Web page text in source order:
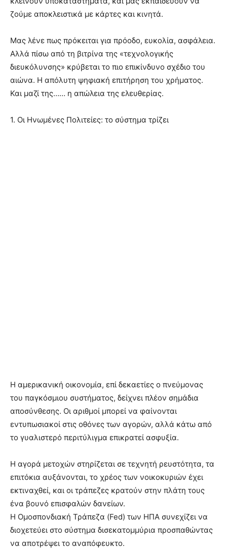
ζούμε αποκλειστικά με κάρτες και κινητά.
Μας λένε πως πρόκειται για πρόοδο, ευκολία, ασφάλεια.
Αλλά πίσω από τη βιτρίνα της «τεχνολογικής
διευκόλυνσης» κρύβεται το πιο επικίνδυνο σχέδιο του
αιώνα. Η απόλυτη ψηφιακή επιτήρηση του χρήματος.
Και μαζί της…… η απώλεια της ελευθερίας.
1. Οι Ηνωμένες Πολιτείες: το σύστημα τρίζει
Η αμερικανική οικονομία, επί δεκαετίες ο πνεύμονας
του παγκόσμιου συστήματος, δείχνει πλέον σημάδια
αποσύνθεσης. Οι αριθμοί μπορεί να φαίνονται
εντυπωσιακοί στις οθόνες των αγορών, αλλά κάτω από
το γυαλιστερό περιτύλιγμα επικρατεί ασφυξία.
Η αγορά μετοχών στηρίζεται σε τεχνητή ρευστότητα, τα
επιτόκια αυξάνονται, το χρέος των νοικοκυριών έχει
εκτιναχθεί, και οι τράπεζες κρατούν στην πλάτη τους
ένα βουνό επισφαλών δανείων.
Η Ομοσπονδιακή Τράπεζα (Fed) των ΗΠΑ συνεχίζει να
διοχετεύει στο σύστημα δισεκατομμύρια προσπαθώντας
να αποτρέψει το αναπόφευκτο.